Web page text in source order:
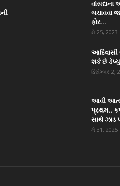
વાંસદાના
બચાવવા
ફોર...
મે 25, 2023
શકે છે
ડિસેમ્બર 2,
આવી
પ્રથમ..
સાથે ઝાડ
મે 31, 2025